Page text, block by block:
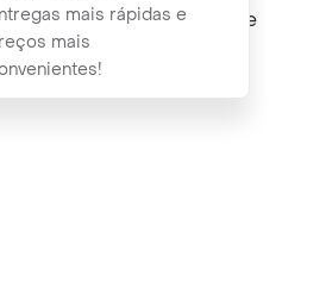
mais rápidas e
mais